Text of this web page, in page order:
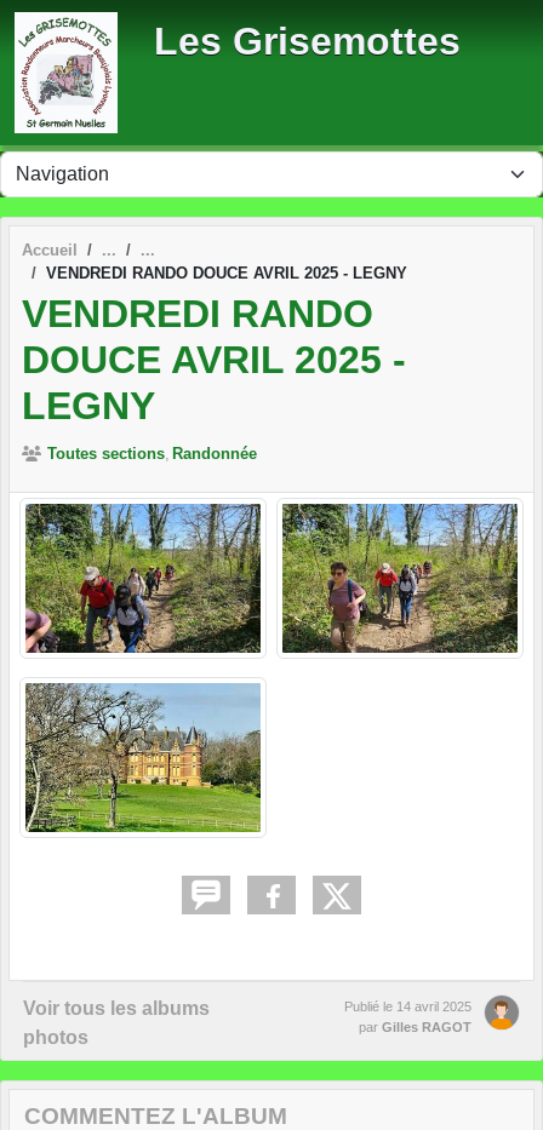
Les Grisemottes
Accueil
VENDREDI RANDO DOUCE AVRIL 2025 - LEGNY
VENDREDI RANDO
DOUCE AVRIL 2025 -
LEGNY
Toutes sections Randonnée
Voir tous les albums
photos
Publié le 14 avril 2025
par Gilles RAGOT
COMMENTEZ L'ALBUM
Panneau de gestion des cookies